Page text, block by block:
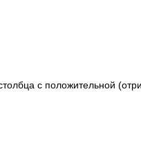
с положительной